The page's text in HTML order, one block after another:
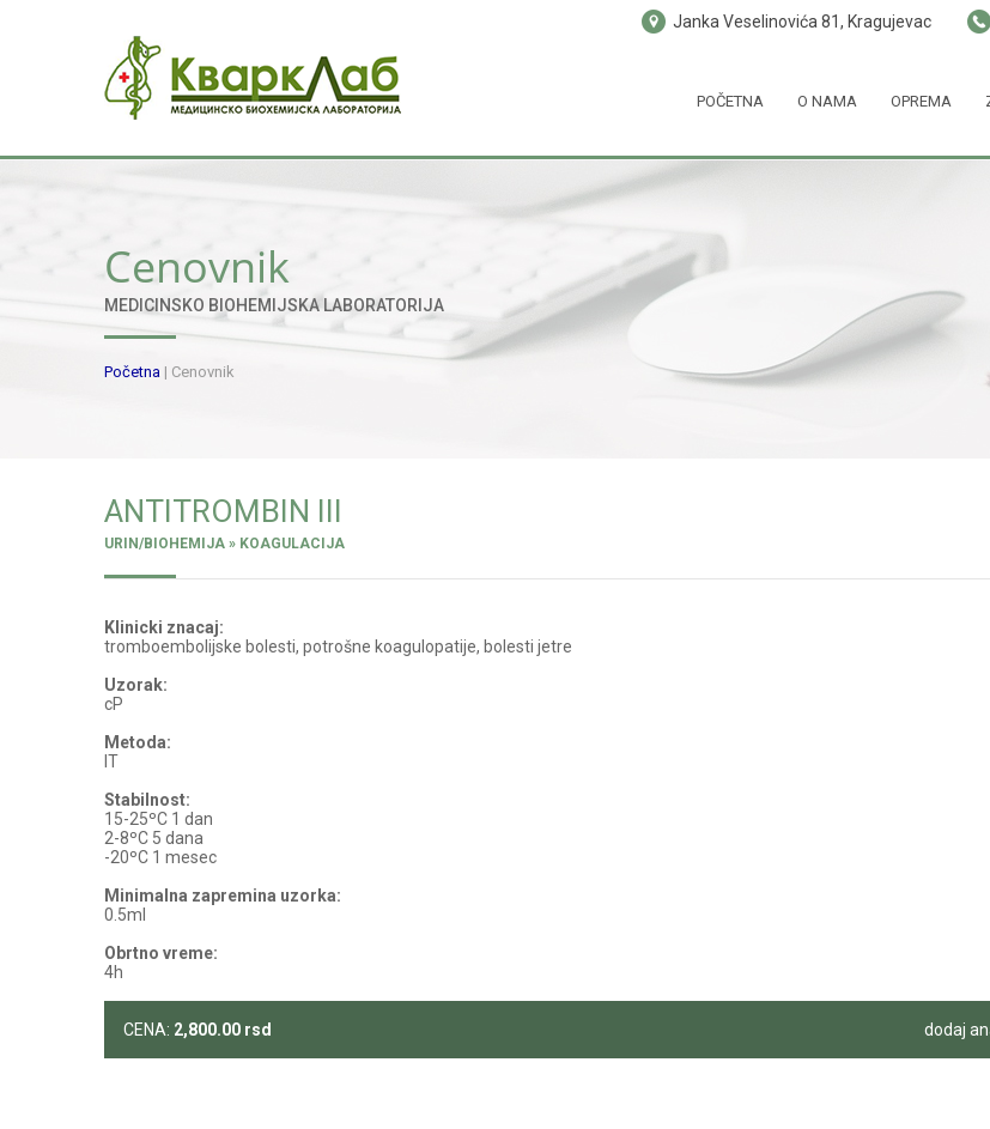
Janka Veselinovića 81, Kragujevac
POČETNA O NAMA OPREMA
Cenovnik
MEDICINSKO BIOHEMIJSKA LABORATORIJA
Početna | Cenovnik
ANTITROMBIN III
URIN/BIOHEMIJA » KOAGULACIJA
Klinicki znacaj:
tromboembolijske bolesti, potrošne koagulopatije, bolesti jetre
Uzorak:
cP
Metoda:
IT
Stabilnost:
15-25ºC 1 dan
2-8ºC 5 dana
-20ºC 1 mesec
Minimalna zapremina uzorka:
0.5ml
Obrtno vreme:
4h
CENA: 2,800.00 rsd dodaj